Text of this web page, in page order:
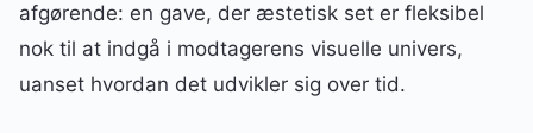
afgørende: en gave, der æstetisk set er fleksibel
nok til at indgå i modtagerens visuelle univers,
uanset hvordan det udvikler sig over tid.